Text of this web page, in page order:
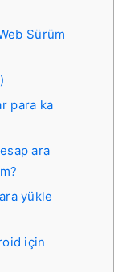
Sürüm
para ka
ara
yükle
için